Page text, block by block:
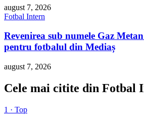
august 7, 2026
Fotbal Intern
Revenirea sub numele Gaz
pentru fotbalul din Mediaș
august 7, 2026
Cele mai citite din Fotbal
1 · Top